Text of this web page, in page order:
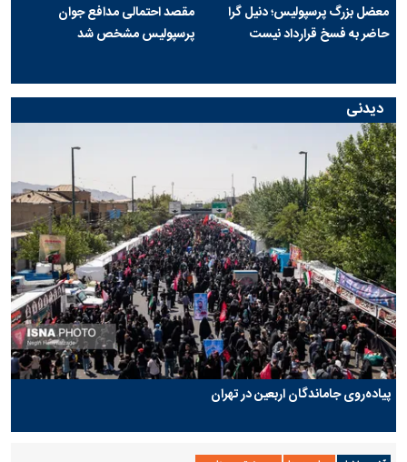
معضل بزرگ پرسپولیس؛ دنیل گرا
حاضر به فسخ قرارداد نیست
مقصد احتمالی مدافع جوان
پرسپولیس مشخص شد
دیدنی
پیاده‌روی جاماندگان اربعین در تهران